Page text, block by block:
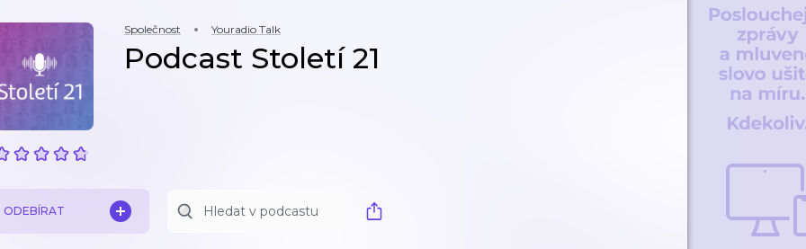
Společnost Youradio Talk
Podcast Století 21
ODEBÍRAT